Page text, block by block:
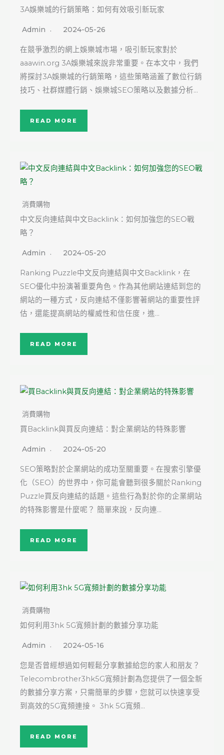
3A娛樂城的行銷策略：如何有效吸引新玩家
Admin 2024-05-26
在競爭激烈的網上娛樂城市場，吸引新玩家對於
aaawin.org 3A娛樂城來說非常重要。在本文中，我們
將探討3A娛樂城的行銷策略，這些策略涵蓋了數位行銷
技巧、社群媒體行銷、娛樂城SEO策略以及數據分析…
READ MORE
消費購物
中文反向連結與中文Backlink：如何加強您的SEO戰
略？
Admin 2024-05-20
Ranking Puzzle中文反向連結與中文Backlink，在
SEO優化中扮演著重要角色。作為其他網站連結到您的
網站的一種方式，反向連結不僅影響著網站的重要性評
估，還能提高網站的權威性和信任度，進…
READ MORE
消費購物
買Backlink與買反向連結：對企業網站的特殊影響
Admin 2024-05-20
SEO策略對於企業網站的成功至關重要。在搜索引擎優
化（SEO）的世界中，你可能會聽到很多關於Ranking
Puzzle買反向連結的話題。這些行為對於你的企業網站
的特殊影響是什麼呢？ 簡單來說，反向連…
READ MORE
消費購物
如何利用3hk 5G寬頻計劃的數據分享功能
Admin 2024-05-16
您是否曾經想過如何輕鬆分享數據給您的家人和朋友？
Telecombrother3hk5G寬頻計劃為您提供了一個全新
的數據分享方案，只需簡單的步驟，您就可以快速享受
到高效的5G寬頻連接。 3hk 5G寬頻…
READ MORE